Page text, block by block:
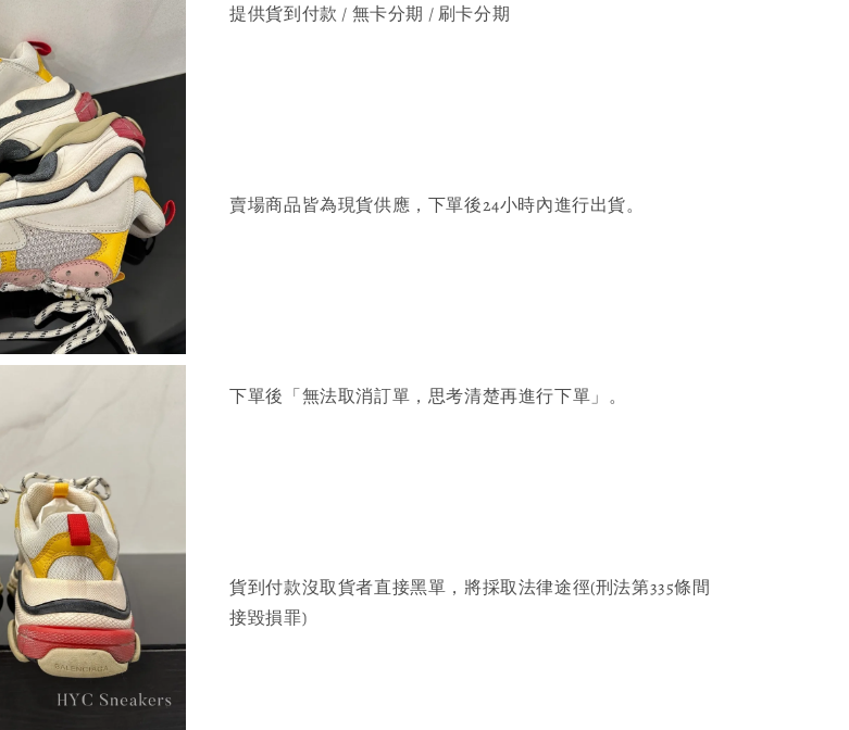
提供貨到付款 / 無卡分期 / 刷卡分期
賣場商品皆為現貨供應，下單後24小時內進行出貨。
下單後「無法取消訂單，思考清楚再進行下單」。
貨到付款沒取貨者直接黑單，將採取法律途徑(刑法第335條間
接毀損罪)